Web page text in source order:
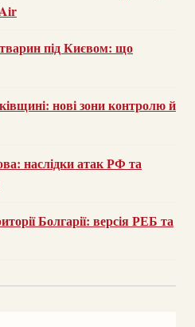
під Києвом: що
нові зони контролю й
наслідки атак РФ та
Болгарії: версія РЕБ та